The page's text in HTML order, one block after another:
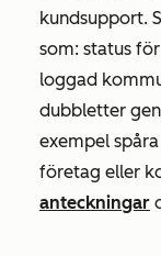
kundsupport.
som: status
loggad
dubbletter
exempel
företag eller
anteckningar